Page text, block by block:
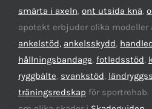
smärta i axeln, ont utsida knä,
apotekt erbjuder olika modeller
ankelstöd, ankelsskydd,
hållningsbandage, fotledsstöd,
ryggbälte, svankstöd,
träningsredskap för sportrehab.